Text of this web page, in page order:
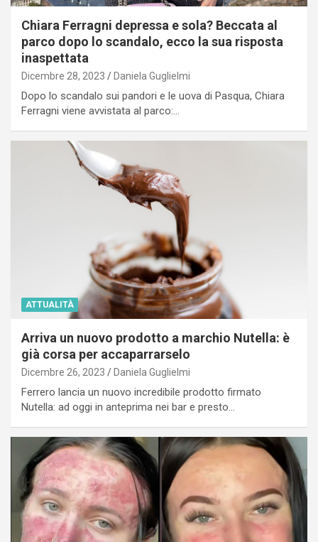
Chiara Ferragni depressa e sola? Beccata al
parco dopo lo scandalo, ecco la sua risposta
inaspettata
Dicembre 28, 2023 Daniela Guglielmi
Dopo lo scandalo sui pandori e le uova di Pasqua, Chiara
Ferragni viene avvistata al parco:…
ATTUALITÀ
Arriva un nuovo prodotto a marchio Nutella: è
già corsa per accaparrarselo
Dicembre 26, 2023 Daniela Guglielmi
Ferrero lancia un nuovo incredibile prodotto firmato
Nutella: ad oggi in anteprima nei bar e presto…